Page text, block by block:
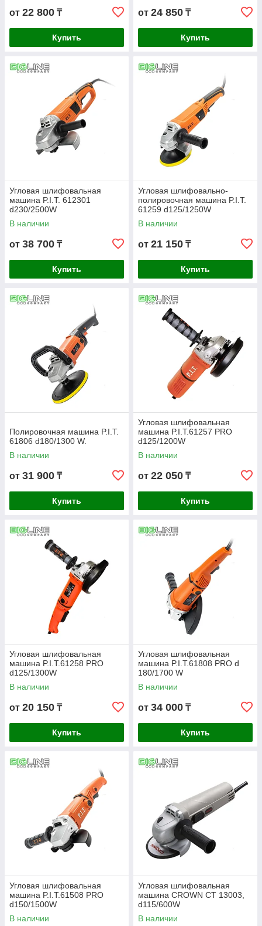
от 22 800 ₸
Купить
от 24 850 ₸
Купить
Угловая шлифовальная
машина P.I.T. 612301
d230/2500W
В наличии
от 38 700 ₸
Купить
Угловая шлифовально-
полировочная машина P.I.T.
61259 d125/1250W
В наличии
от 21 150 ₸
Купить
Полировочная машина P.I.T.
61806 d180/1300 W.
В наличии
от 31 900 ₸
Купить
Угловая шлифовальная
машина P.I.T.61257 PRO
d125/1200W
В наличии
от 22 050 ₸
Купить
Угловая шлифовальная
машина P.I.T.61258 PRO
d125/1300W
В наличии
от 20 150 ₸
Купить
Угловая шлифовальная
машина P.I.T.61808 PRO d
180/1700 W
В наличии
от 34 000 ₸
Купить
Угловая шлифовальная
машина P.I.T.61508 PRO
d150/1500W
В наличии
Угловая шлифовальная
машина CROWN СТ 13003,
d115/600W
В наличии